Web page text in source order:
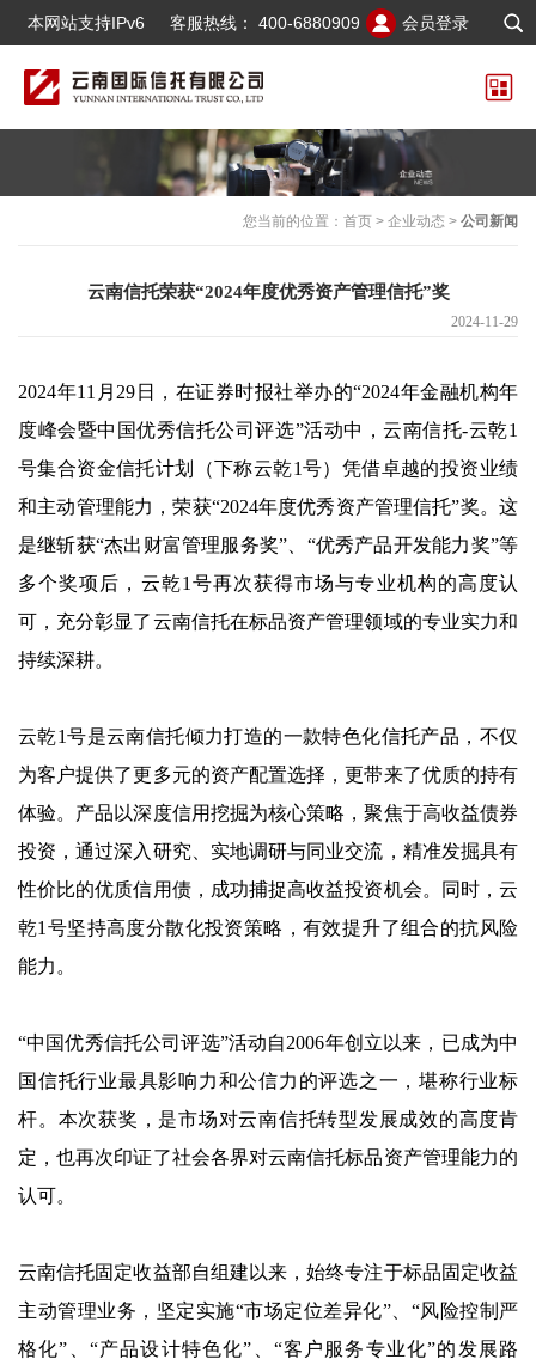
会员登录
客服热线： 400-6880909
本网站支持IPv6
您当前的位置： 首页 > 企业动态 > 公司新闻
云南信托荣获“2024年度优秀资产管理信托”奖
2024-11-29
2024年11月29日，在证券时报社举办的“2024年金融机构年
度峰会暨中国优秀信托公司评选”活动中，云南信托-云乾1
号集合资金信托计划（下称云乾1号）凭借卓越的投资业绩
和主动管理能力，荣获“2024年度优秀资产管理信托”奖。这
是继斩获“杰出财富管理服务奖”、“优秀产品开发能力奖”等
多个奖项后，云乾1号再次获得市场与专业机构的高度认
可，充分彰显了云南信托在标品资产管理领域的专业实力和
持续深耕。
云乾1号是云南信托倾力打造的一款特色化信托产品，不仅
为客户提供了更多元的资产配置选择，更带来了优质的持有
体验。产品以深度信用挖掘为核心策略，聚焦于高收益债券
投资，通过深入研究、实地调研与同业交流，精准发掘具有
性价比的优质信用债，成功捕捉高收益投资机会。同时，云
乾1号坚持高度分散化投资策略，有效提升了组合的抗风险
能力。
“中国优秀信托公司评选”活动自2006年创立以来，已成为中
国信托行业最具影响力和公信力的评选之一，堪称行业标
杆。本次获奖，是市场对云南信托转型发展成效的高度肯
定，也再次印证了社会各界对云南信托标品资产管理能力的
认可。
云南信托固定收益部自组建以来，始终专注于标品固定收益
主动管理业务，坚定实施“市场定位差异化”、“风险控制严
格化”、“产品设计特色化”、“客户服务专业化”的发展路